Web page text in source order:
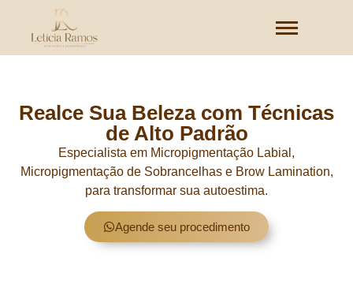
Realce Sua Beleza com Técnicas
de Alto Padrão
Especialista em Micropigmentação Labial,
Micropigmentação de Sobrancelhas e Brow Lamination,
para transformar sua autoestima.
Agende seu procedimento